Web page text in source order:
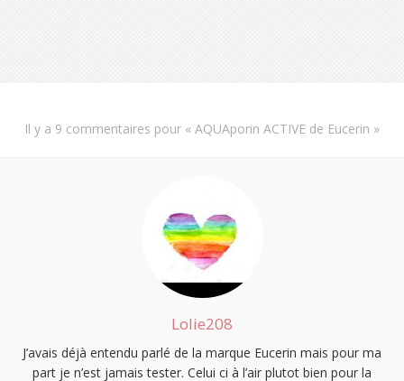
Il y a 9 commentaires pour « AQUAporin ACTIVE de Eucerin »
Lolie208
J’avais déjà entendu parlé de la marque Eucerin mais pour ma
part je n’est jamais tester. Celui ci à l’air plutot bien pour la